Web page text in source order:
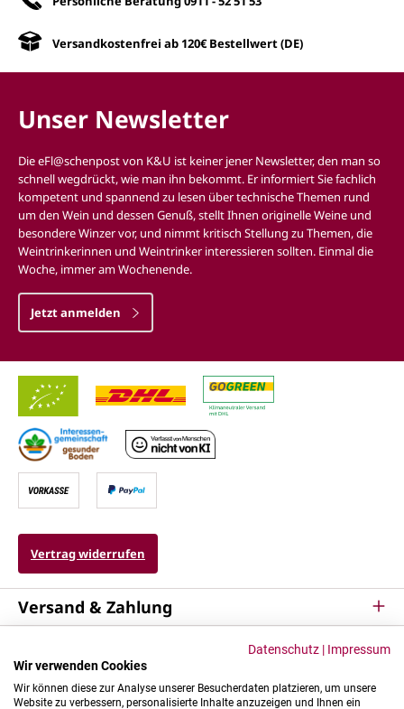
Versandkostenfrei ab 120€ Bestellwert (DE)
Unser Newsletter
Die eFl@schenpost von K&U ist keiner jener Newsletter, den man so
schnell wegdrückt, wie man ihn bekommt. Er informiert Sie fachlich
kompetent und spannend zu lesen über technische Themen rund
um den Wein und dessen Genuß, stellt Ihnen originelle Weine und
besondere Winzer vor, und nimmt kritisch Stellung zu Themen, die
Weintrinkerinnen und Weintrinker interessieren sollten. Einmal die
Woche, immer am Wochenende.
Jetzt anmelden
Vertrag widerrufen
Versand & Zahlung
Kontakt & Mehr
Datenschutz | Impressum
Wir verwenden Cookies
Wir können diese zur Analyse unserer Besucherdaten platzieren, um unsere
Website zu verbessern, personalisierte Inhalte anzuzeigen und Ihnen ein